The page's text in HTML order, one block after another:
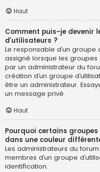
Haut
Comment puis-je devenir
d’utilisateurs ?
Le responsable d’un groupe
assigné lorsque les groupes
par un administrateur du
création d’un groupe
être un administrateur.
un message privé.
Haut
Pourquoi certains
dans une couleur
Les administrateurs du
membres d’un groupe
identification.